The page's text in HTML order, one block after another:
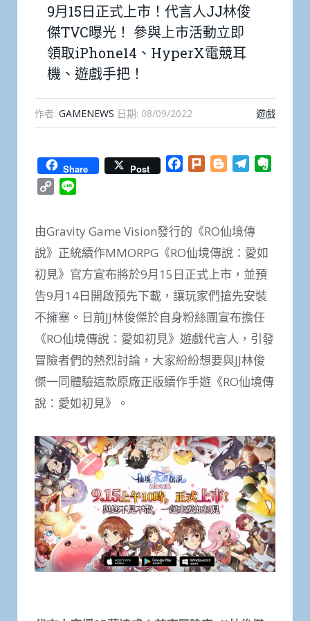
9月15日正式上市！代言人JJ林俊
傑TVC曝光！ 參與上市活動立即
領取iPhone14、HyperX電競耳
機、遊戲手把！
作者: GAMENEWS 日期: 08/09/2022 遊戲
Share Post Facebook
Plurk BloggerTelegram
Copy
由Gravity Game Vision發行的《RO仙境傳
說》正統續作MMORPG《RO仙境傳說：愛如
初見》官方宣布將於9月15日正式上市，並預
告9月14日開啟預先下載，讓玩家們搶先安裝
不擁塞。日前JJ林俊傑於自身粉絲團宣布擔任
《RO仙境傳說：愛如初見》遊戲代言人，引發
冒險者們的熱烈討論，大家紛紛想要與JJ林俊
傑一同體驗這款原廠正版續作手遊《RO仙境傳
說：愛如初見》。